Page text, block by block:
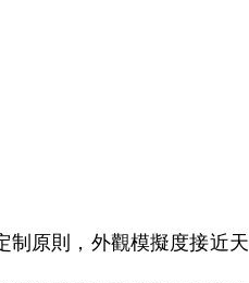
制原則，外觀模擬度接近天